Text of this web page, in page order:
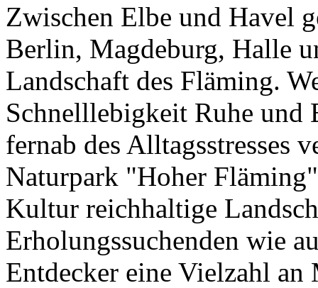
Zwischen Elbe und Havel
Berlin, Magdeburg, Halle
Landschaft des Fläming.
Schnelllebigkeit Ruhe und
fernab des Alltagsstresses
Naturpark "Hoher
Kultur reichhaltige
Erholungssuchenden wie
Entdecker eine Vielzahl